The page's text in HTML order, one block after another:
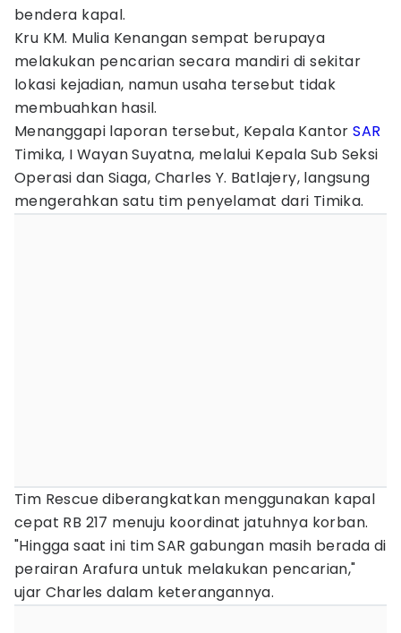
bendera kapal.
Kru KM. Mulia Kenangan sempat berupaya
melakukan pencarian secara mandiri di sekitar
lokasi kejadian, namun usaha tersebut tidak
membuahkan hasil.
Menanggapi laporan tersebut, Kepala KantorSAR
Timika, I Wayan Suyatna, melalui Kepala Sub Seksi
Operasi dan Siaga, Charles Y. Batlajery, langsung
mengerahkan satu tim penyelamat dari Timika.
Tim Rescue diberangkatkan menggunakan kapal
cepat RB 217 menuju koordinat jatuhnya korban.
"Hingga saat ini tim SAR gabungan masih berada di
perairan Arafura untuk melakukan pencarian,"
ujar Charles dalam keterangannya.